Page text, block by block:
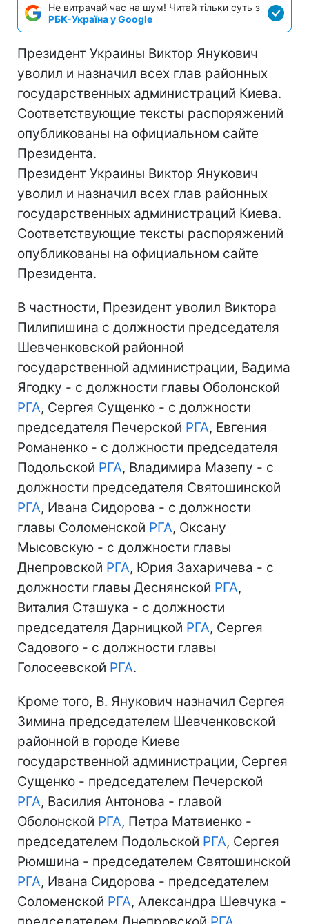
Не витрачай час на шум! Читай тільки суть з
РБК-Україна у Google
Президент Украины Виктор Янукович
уволил и назначил всех глав районных
государственных администраций Киева.
Соответствующие тексты распоряжений
опубликованы на официальном сайте
Президента.
Президент Украины Виктор Янукович
уволил и назначил всех глав районных
государственных администраций Киева.
Соответствующие тексты распоряжений
опубликованы на официальном сайте
Президента.
В частности, Президент уволил Виктора
Пилипишина с должности председателя
Шевченковской районной
государственной администрации, Вадима
Ягодку - с должности главы Оболонской
РГА, Сергея Сущенко - с должности
председателя Печерской РГА, Евгения
Романенко - с должности председателя
Подольской РГА, Владимира Мазепу - с
должности председателя Святошинской
РГА, Ивана Сидорова - с должности
главы Соломенской РГА, Оксану
Мысовскую - с должности главы
Днепровской РГА, Юрия Захаричева - с
должности главы Деснянской РГА,
Виталия Сташука - с должности
председателя Дарницкой РГА, Сергея
Садового - с должности главы
Голосеевской РГА.
Кроме того, В. Янукович назначил Сергея
Зимина председателем Шевченковской
районной в городе Киеве
государственной администрации, Сергея
Сущенко - председателем Печерской
РГА, Василия Антонова - главой
Оболонской РГА, Петра Матвиенко -
председателем Подольской РГА, Сергея
Рюмшина - председателем Святошинской
РГА, Ивана Сидорова - председателем
Соломенской РГА, Александра Шевчука -